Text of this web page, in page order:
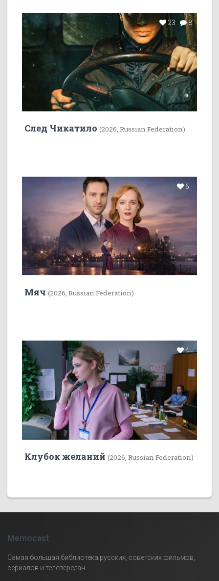
23 8
След Чикатило (2026, Russian Federation)
6
Мяч (2026, Russian Federation)
4
Клубок желаний (2026, Russian Federation)
Memocast
Самая большая библиотека русских, советских фильмов,
сериалов и телепередач.